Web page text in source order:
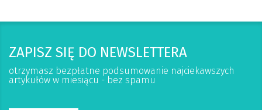
ZAPISZ SIĘ DO NEWSLETTERA
otrzymasz bezpłatne podsumowanie najciekawszych
artykułów w miesiącu - bez spamu